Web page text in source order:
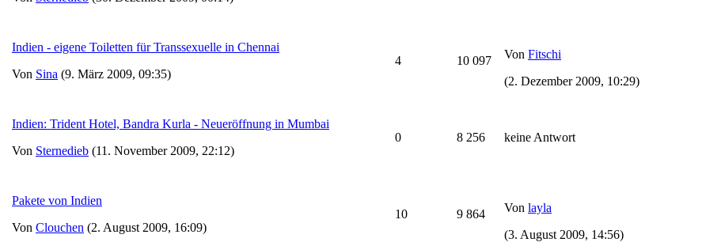
Indien - eigene Toiletten für Transsexuelle in Chennai
Von Sina (9. März 2009, 09:35)
4 10 097 Von Fitschi
(2. Dezember 2009, 10:29)
Indien: Trident Hotel, Bandra Kurla - Neueröffnung in Mumbai
Von Sternedieb (11. November 2009, 22:12)
0 8 256 keine Antwort
Pakete von Indien
Von Clouchen (2. August 2009, 16:09)
10 9 864 Von layla
(3. August 2009, 14:56)